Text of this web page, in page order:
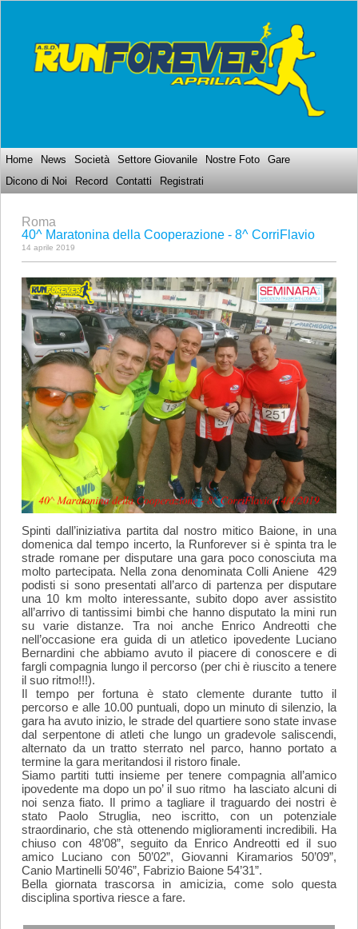
Home News Società Settore Giovanile Nostre Foto
Gare
Dicono di Noi
Record Contatti Registrati
Roma
40^ Maratonina della Cooperazione - 8^ CorriFlavio
14 aprile 2019
Spinti dall’iniziativa partita dal nostro mitico Baione, in una
domenica dal tempo incerto, la Runforever si è spinta tra le
strade romane per disputare una gara poco conosciuta ma
molto partecipata. Nella zona denominata Colli Aniene 429
podisti si sono presentati all’arco di partenza per disputare
una 10 km molto interessante, subito dopo aver assistito
all’arrivo di tantissimi bimbi che hanno disputato la mini run
su varie distanze. Tra noi anche Enrico Andreotti che
nell’occasione era guida di un atletico ipovedente Luciano
Bernardini che abbiamo avuto il piacere di conoscere e di
fargli compagnia lungo il percorso (per chi è riuscito a tenere
il suo ritmo!!!).
Il tempo per fortuna è stato clemente durante tutto il
percorso e alle 10.00 puntuali, dopo un minuto di silenzio, la
gara ha avuto inizio, le strade del quartiere sono state invase
dal serpentone di atleti che lungo un gradevole saliscendi,
alternato da un tratto sterrato nel parco, hanno portato a
termine la gara meritandosi il ristoro finale.
Siamo partiti tutti insieme per tenere compagnia all’amico
ipovedente ma dopo un po’ il suo ritmo ha lasciato alcuni di
noi senza fiato. Il primo a tagliare il traguardo dei nostri è
stato Paolo Struglia, neo iscritto, con un potenziale
straordinario, che stà ottenendo miglioramenti incredibili. Ha
chiuso con 48’08”, seguito da Enrico Andreotti ed il suo
amico Luciano con 50’02”, Giovanni Kiramarios 50’09”,
Canio Martinelli 50’46”, Fabrizio Baione 54’31”.
Bella giornata trascorsa in amicizia, come solo questa
disciplina sportiva riesce a fare.